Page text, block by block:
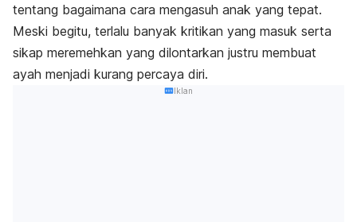
tentang bagaimana cara mengasuh anak yang tepat.
Meski begitu, terlalu banyak kritikan yang masuk serta
sikap meremehkan yang dilontarkan justru membuat
ayah menjadi kurang percaya diri.
Iklan